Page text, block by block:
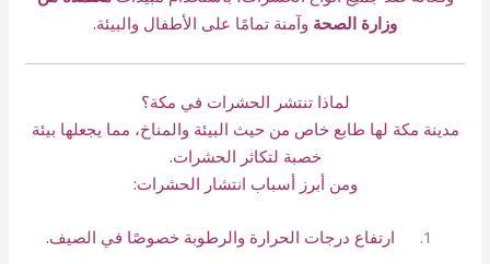
وزارة الصحة وآمنة تمامًا على الأطفال والبيئة.
لماذا تنتشر الحشرات في مكة؟
مدينة مكة لها طابع خاص من حيث البيئة والمناخ، مما يجعلها بيئة
خصبة لتكاثر الحشرات.
ومن أبرز أسباب انتشار الحشرات:
ارتفاع درجات الحرارة والرطوبة خصوصًا في الصيف.